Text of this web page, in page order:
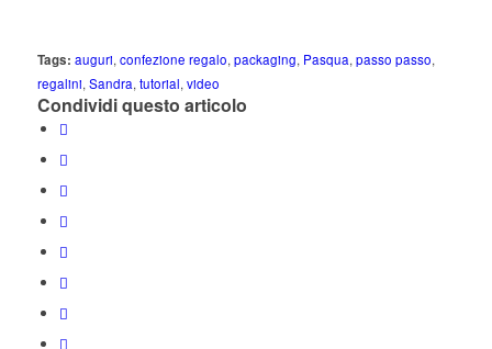
Tags: auguri, confezione regalo, packaging, Pasqua, passo passo,
regalini, Sandra, tutorial, video
Condividi questo articolo